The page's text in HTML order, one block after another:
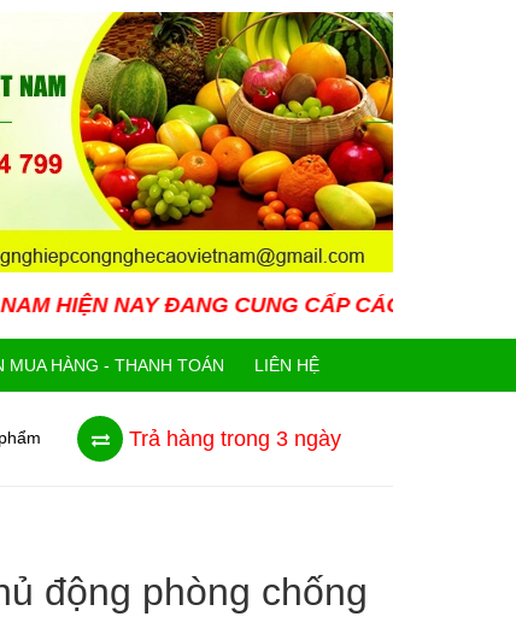
NAY ĐANG CUNG CẤP CÁC LOẠI GIỐNG
MUA HÀNG - THANH TOÁN LIÊN HỆ
Trả hàng trong 3 ngày
động phòng chống